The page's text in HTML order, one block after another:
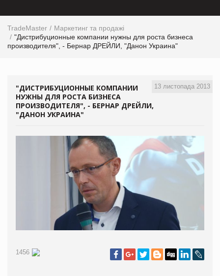
TradeMaster
Маркетинг та продажі
"Дистрибуционные компании нужны для роста бизнеса
производителя", - Бернар ДРЕЙЛИ, "Данон Украина"
13 листопада 2013
"ДИСТРИБУЦИОННЫЕ КОМПАНИИ
НУЖНЫ ДЛЯ РОСТА БИЗНЕСА
ПРОИЗВОДИТЕЛЯ", - БЕРНАР ДРЕЙЛИ,
"ДАНОН УКРАИНА"
1456